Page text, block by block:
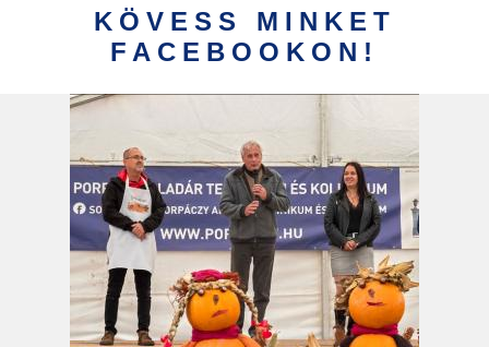
KÖVESS MINKET
FACEBOOKON!